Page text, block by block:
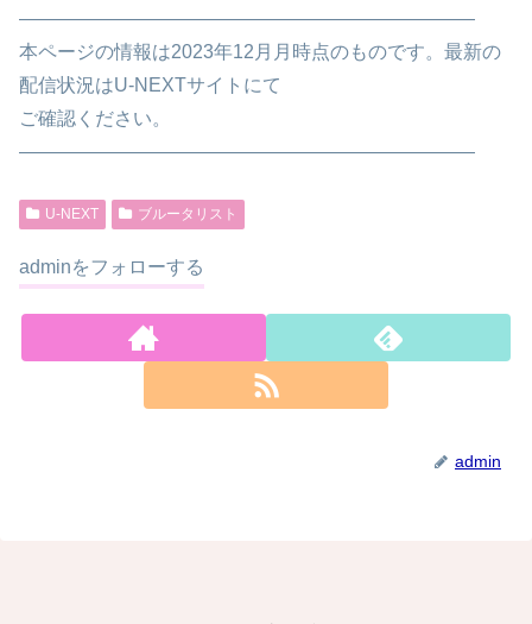
————————————————————————
本ページの情報は2023年12月月時点のものです。最新の
配信状況はU-NEXTサイトにて
ご確認ください。
————————————————————————
U-NEXT ブルータリスト
adminをフォローする
admin